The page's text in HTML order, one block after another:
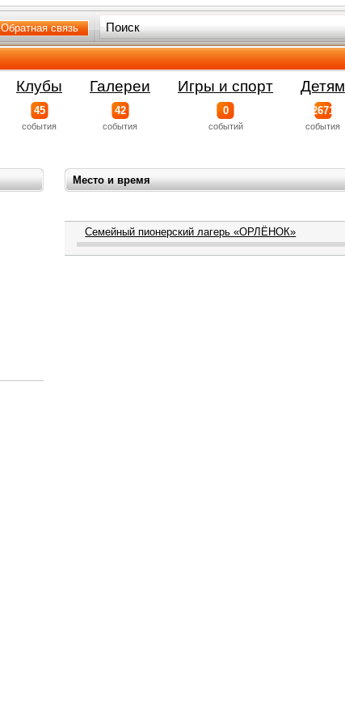
Обратная связь
Клубы
45
события
Галереи
42
события
Игры и спорт
0
событий
Детям
2671
события
Место и время
Семейный пионерский лагерь «ОРЛЁНОК»